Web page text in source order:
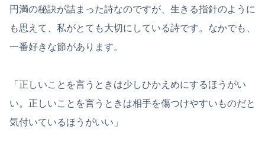
円満の秘訣が詰まった詩なのですが、生きる指針のように
も思えて、私がとても大切にしている詩です。なかでも、
一番好きな節があります。
「正しいことを言うときは少しひかえめにするほうがい
い。正しいことを言うときは相手を傷つけやすいものだと
気付いているほうがいい」